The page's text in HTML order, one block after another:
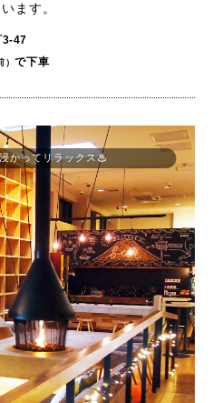
ます。
3-47
）で下車
かってリラックス♨